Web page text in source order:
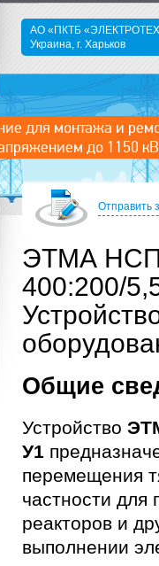
для монтажа и
до 1150 кВ
АО «ПКТБ
Украина, г. Харьков
Отправить
ЭТМА
400:200/
Общие
Устройство
У1
перемещения
частности
реакторов и
выполнении